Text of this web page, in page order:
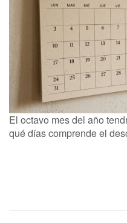
El octavo mes del año
qué días comprende el